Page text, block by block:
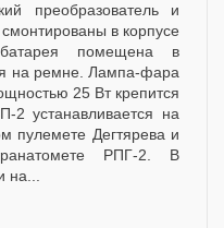
преобразователь и
в корпусе
батарея помещена в
на ремне. Лампа-фара
25 Вт крепится
устанавливается на
пулемете Дегтярева и
РПГ-2. В